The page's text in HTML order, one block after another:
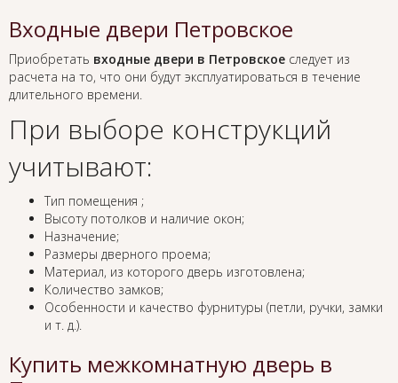
Входные двери Петровское
Приобретать входные двери в Петровское следует из
расчета на то, что они будут эксплуатироваться в течение
длительного времени.
При выборе конструкций
учитывают:
Тип помещения ;
Высоту потолков и наличие окон;
Назначение;
Размеры дверного проема;
Материал, из которого дверь изготовлена;
Количество замков;
Особенности и качество фурнитуры (петли, ручки, замки
и т. д.).
Купить межкомнатную дверь в